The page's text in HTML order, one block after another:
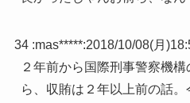
34 :mas*****:2018/10/08(月
２年前から国際刑事警察機
ら、収賄は２年以上前の話